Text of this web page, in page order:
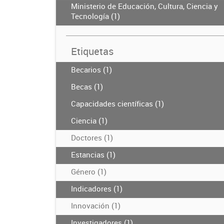
Ministerio de Educación, Cultura, Ciencia y
Tecnología (1)
Etiquetas
Becarios (1)
Becas (1)
Capacidades científicas (1)
Ciencia (1)
Doctores (1)
Estancias (1)
Género (1)
Indicadores (1)
Innovación (1)